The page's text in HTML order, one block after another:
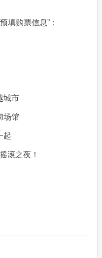
填购票信息”：
城市
场馆
起
滚之夜！